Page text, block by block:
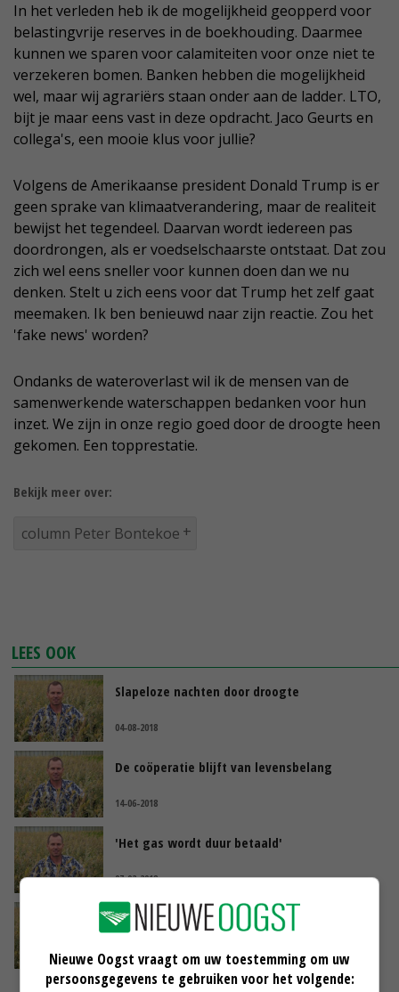
In het verleden heb ik de mogelijkheid geopperd voor
belastingvrije reserves in de boekhouding. Daarmee
kunnen we sparen voor calamiteiten voor onze niet te
verzekeren bomen. Banken hebben die mogelijkheid
wel, maar wij agrariërs staan onder aan de ladder. LTO,
bijt je maar eens vast in deze opdracht. Jaco Geurts en
collega's, een mooie klus voor jullie?
Volgens de Amerikaanse president Donald Trump is er
geen sprake van klimaatverandering, maar de realiteit
bewijst het tegendeel. Daarvan wordt iedereen pas
doordrongen, als er voedselschaarste ontstaat. Dat zou
zich wel eens sneller voor kunnen doen dan we nu
denken. Stelt u zich eens voor dat Trump het zelf gaat
meemaken. Ik ben benieuwd naar zijn reactie. Zou het
'fake news' worden?
Ondanks de wateroverlast wil ik de mensen van de
samenwerkende waterschappen bedanken voor hun
inzet. We zijn in onze regio goed door de droogte heen
gekomen. Een topprestatie.
Bekijk meer over:
column Peter Bontekoe
LEES OOK
Slapeloze nachten door droogte
04-08-2018
De coöperatie blijft van levensbelang
14-06-2018
'Het gas wordt duur betaald'
07-02-2018
Methaan, stikstof, nitraat
23-11-2017
Nieuwe Oogst vraagt om uw toestemming om uw
persoonsgegevens te gebruiken voor het volgende: